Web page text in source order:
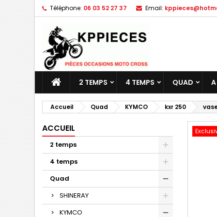
Téléphone: 06 03 52 27 37 Email:
2 TEMPS 4 TEMPS QUAD
Accueil Quad KYMCO kxr 250
ACCUEIL
2 temps
4 temps
Quad
SHINERAY
KYMCO